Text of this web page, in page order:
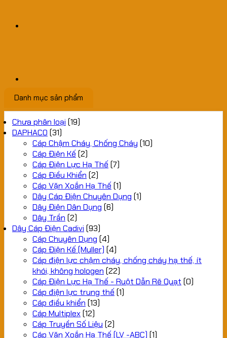
Danh mục sản phẩm
Chưa phân loại (19)
DAPHACO (31)
Cáp Chậm Cháy, Chống Cháy (10)
Cáp Điện Kế (2)
Cáp Điện Lực Hạ Thế (7)
Cáp Điều Khiển (2)
Cáp Vặn Xoắn Hạ Thế (1)
Dây Cáp Điện Chuyên Dụng (1)
Dây Điện Dân Dụng (6)
Dây Trần (2)
Dây Cáp Điện Cadivi (93)
Cáp Chuyên Dụng (4)
Cáp Điện Kế (Muller) (4)
Cáp điện lực chậm cháy, chống cháy hạ thế, ít
khói, không hologen (22)
Cáp Điện Lực Hạ Thế - Ruột Dẫn Rẽ Quạt (0)
Cáp điện lực trung thế (1)
Cáp điều khiển (13)
Cáp Multiplex(12)
Cáp Truyền Số Liệu (2)
Cáp Vặn Xoắn Hạ Thế (LV -ABC) (1)